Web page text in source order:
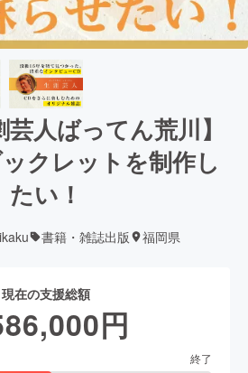
芸人ばってん荒川】
クレットを制作し
たい！
書籍・雑誌出版 福岡県
現在の支援総額
円
終了